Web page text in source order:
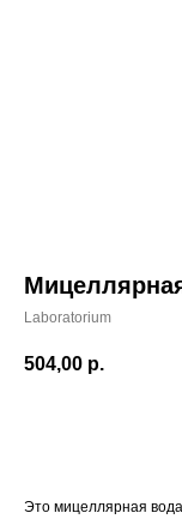
Laboratorium
504,00 р.
Это мицеллярная